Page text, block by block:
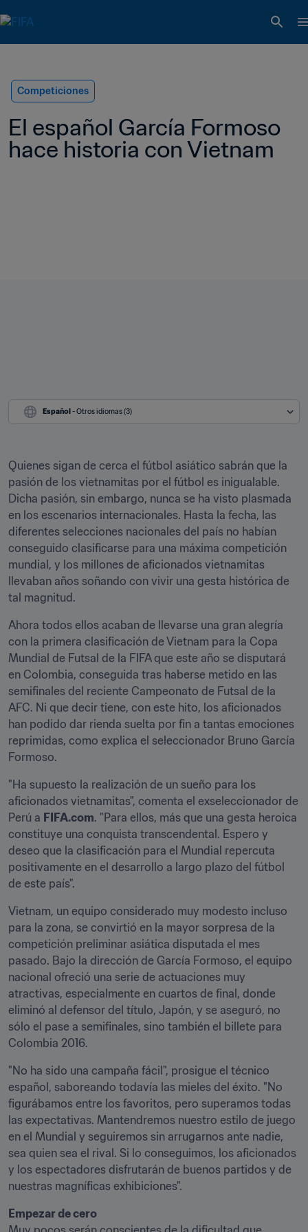
Competiciones
El español García Formoso
hace historia con Vietnam
Español - Otros idiomas (3)
Quienes sigan de cerca el fútbol asiático sabrán que la
pasión de los vietnamitas por el fútbol es inigualable.
Dicha pasión, sin embargo, nunca se ha visto plasmada
en los escenarios internacionales. Hasta la fecha, las
diferentes selecciones nacionales del país no habían
conseguido clasificarse para una máxima competición
mundial, y los millones de aficionados vietnamitas
llevaban años soñando con vivir una gesta histórica de
tal magnitud.
Ahora todos ellos acaban de llevarse una gran alegría
con la primera clasificación de Vietnam para la Copa
Mundial de Futsal de la FIFA que este año se disputará
en Colombia, conseguida tras haberse metido en las
semifinales del reciente Campeonato de Futsal de la
AFC. Ni que decir tiene, con este hito, los aficionados
han podido dar rienda suelta por fin a tantas emociones
reprimidas, como explica el seleccionador Bruno García
Formoso.
"Ha supuesto la realización de un sueño para los
aficionados vietnamitas", comenta el exseleccionador de
Perú a FIFA.com. "Para ellos, más que una gesta heroica
constituye una conquista transcendental. Espero y
deseo que la clasificación para el Mundial repercuta
positivamente en el desarrollo a largo plazo del fútbol
de este país".
Vietnam, un equipo considerado muy modesto incluso
para la zona, se convirtió en la mayor sorpresa de la
competición preliminar asiática disputada el mes
pasado. Bajo la dirección de García Formoso, el equipo
nacional ofreció una serie de actuaciones muy
atractivas, especialmente en cuartos de final, donde
eliminó al defensor del título, Japón, y se aseguró, no
sólo el pase a semifinales, sino también el billete para
Colombia 2016.
"No ha sido una campaña fácil", prosigue el técnico
español, saboreando todavía las mieles del éxito. "No
figurábamos entre los favoritos, pero superamos todas
las expectativas. Mantendremos nuestro estilo de juego
en el Mundial y seguiremos sin arrugarnos ante nadie,
sea quien sea el rival. Si lo conseguimos, los aficionados
y los espectadores disfrutarán de buenos partidos y de
nuestras magníficas exhibiciones".
Empezar de cero